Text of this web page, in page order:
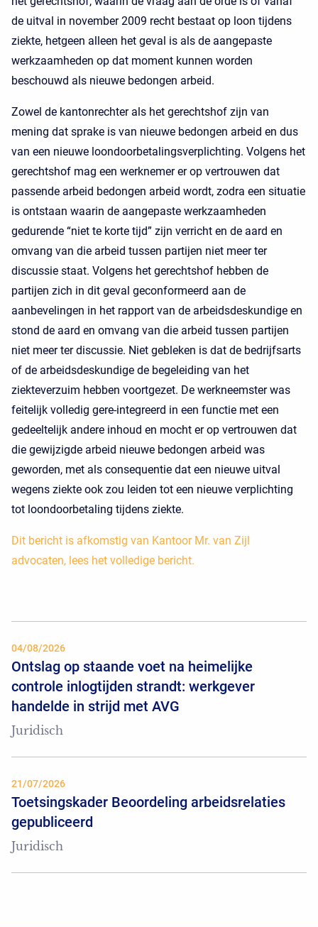
de uitval in november 2009 recht bestaat op loon tijdens
ziekte, hetgeen alleen het geval is als de aangepaste
werkzaamheden op dat moment kunnen worden
beschouwd als nieuwe bedongen arbeid.
Zowel de kantonrechter als het gerechtshof zijn van
mening dat sprake is van nieuwe bedongen arbeid en dus
van een nieuwe loondoorbetalingsverplichting. Volgens het
gerechtshof mag een werknemer er op vertrouwen dat
passende arbeid bedongen arbeid wordt, zodra een situatie
is ontstaan waarin de aangepaste werkzaamheden
gedurende “niet te korte tijd” zijn verricht en de aard en
omvang van die arbeid tussen partijen niet meer ter
discussie staat. Volgens het gerechtshof hebben de
partijen zich in dit geval geconformeerd aan de
aanbevelingen in het rapport van de arbeidsdeskundige en
stond de aard en omvang van die arbeid tussen partijen
niet meer ter discussie. Niet gebleken is dat de bedrijfsarts
of de arbeidsdeskundige de begeleiding van het
ziekteverzuim hebben voortgezet. De werkneemster was
feitelijk volledig gere-integreerd in een functie met een
gedeeltelijk andere inhoud en mocht er op vertrouwen dat
die gewijzigde arbeid nieuwe bedongen arbeid was
geworden, met als consequentie dat een nieuwe uitval
wegens ziekte ook zou leiden tot een nieuwe verplichting
tot loondoorbetaling tijdens ziekte.
Dit bericht is afkomstig van Kantoor Mr. van Zijl
advocaten, lees het volledige bericht.
04/08/2026
Ontslag op staande voet na heimelijke
controle inlogtijden strandt: werkgever
handelde in strijd met AVG
Juridisch
21/07/2026
Toetsingskader Beoordeling arbeidsrelaties
gepubliceerd
Juridisch